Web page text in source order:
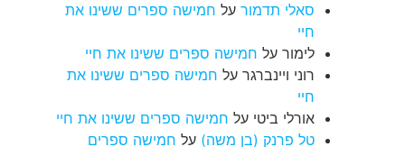
סאלי תדמור על חמישה ספרים ששינו את
חיי
לימור על חמישה ספרים ששינו את חיי
רוני ויינברגר על חמישה ספרים ששינו את
חיי
אורלי ביטי על חמישה ספרים ששינו את חיי
טל פרנק (בן משה) על חמישה ספרים